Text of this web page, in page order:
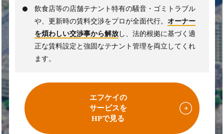
飲食店等の店舗テナント特有の騒音・ゴミトラブル
や、更新時の賃料交渉をプロが全面代行。 オーナー
を煩わしい交渉事から解放し、法的根拠に基づく適
正な賃料設定と強固なテナント管理を両立してくれ
ます。
エフケイの
サービスを
HPで見る